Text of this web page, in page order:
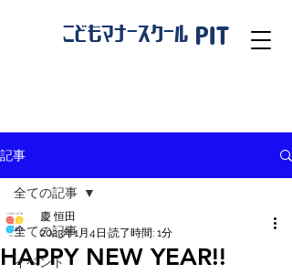
こどもマナースクール PIT
記事
全ての記事
イベント
全ての記事
HAPPY NEW YEAR!!
慶 恒田
2023年1月4日 読了時間: 1分